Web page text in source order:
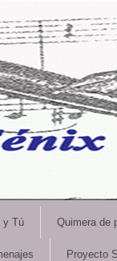
y Tú Quimera de
Proyecto